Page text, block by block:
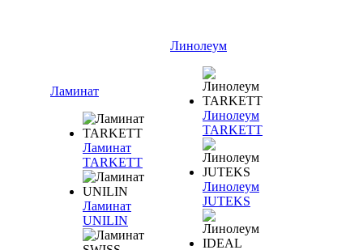
Ламинат
Ламинат
TARKETT
Ламинат
UNILIN
Линолеум
Линолеум
TARKETT
Линолеум
JUTEKS